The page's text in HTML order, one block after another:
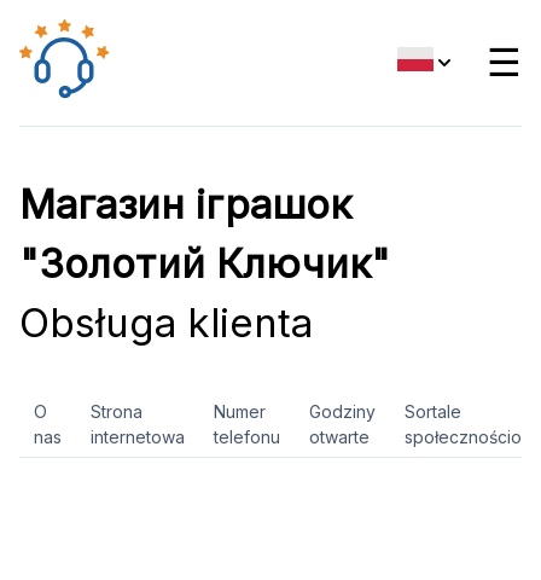
☰
Магазин іграшок
"Золотий Ключик"
Obsługa klienta
O
nas
Strona
internetowa
Numer
telefonu
Godziny
otwarte
Sortale